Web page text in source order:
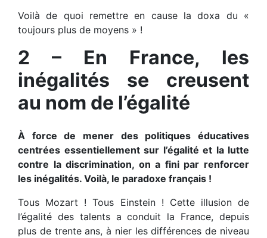
Voilà de quoi remettre en cause la doxa du «
toujours plus de moyens » !
2 – En France, les
inégalités se creusent
au nom de l’égalité
À force de mener des politiques éducatives
centrées essentiellement sur l’égalité et la lutte
contre la discrimination, on a fini par renforcer
les inégalités. Voilà, le paradoxe français !
Tous Mozart ! Tous Einstein ! Cette illusion de
l’égalité des talents a conduit la France, depuis
plus de trente ans, à nier les différences de niveau